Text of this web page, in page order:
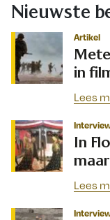
Nieuwste
Artikel
in
Lees
In
Lees